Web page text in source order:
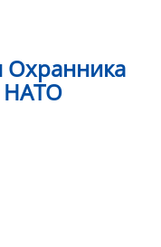
Охранника